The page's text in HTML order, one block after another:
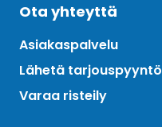
Ota yhteyttä
Asiakaspalvelu
Lähetä tarjouspyyntö
Varaa risteily